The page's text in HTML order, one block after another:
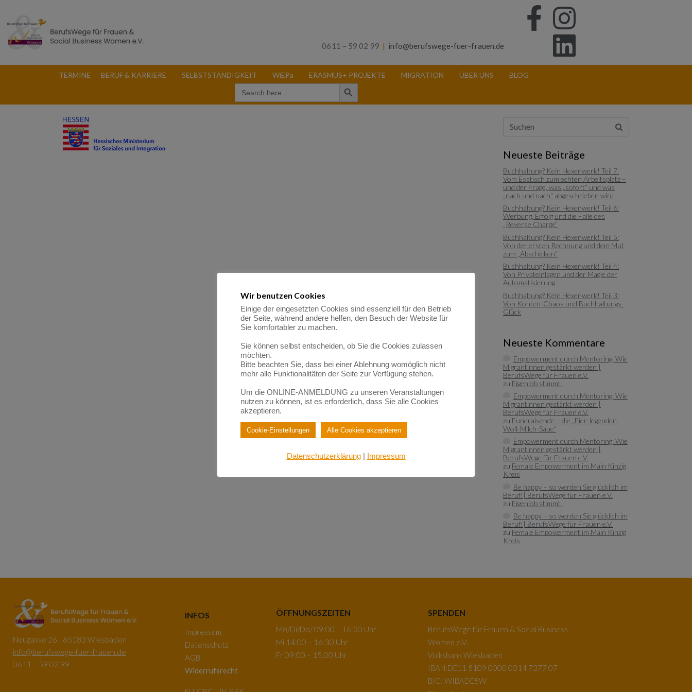
0611 – 59 02 99 | info@berufswege-fuer-frauen.de
TERMINE BERUF & KARRIERE SELBSTSTÄNDIGKEIT WiEPa ERASMUS+ PROJEKTE MIGRATION ÜBER UNS BLOG
Search
for:
Search Button
Neueste Beiträge
Buchhaltung? Kein Hexenwerk! Teil 7:
Vom Esstisch zum echten Arbeitsplatz –
und der Frage, was „sofort“ und was
„nach und nach“ abgeschrieben wird
Buchhaltung? Kein Hexenwerk! Teil 6:
Werbung, Erfolg und die Falle des
„Reverse Charge“
Buchhaltung? Kein Hexenwerk! Teil 5:
Von der ersten Rechnung und dem Mut
zum „Abschicken“
Buchhaltung? Kein Hexenwerk! Teil 4:
Von Privateinlagen und der Magie der
Automatisierung
Buchhaltung? Kein Hexenwerk! Teil 3:
Von Konten-Chaos und Buchhaltungs-
Glück
Neueste Kommentare
Empowerment durch Mentoring: Wie
Migrantinnen gestärkt werden |
BerufsWege für Frauen e.V.
zu Eigenlob stimmt!
Empowerment durch Mentoring: Wie
Migrantinnen gestärkt werden |
BerufsWege für Frauen e.V.
zu Fundraisende – die „Eier-legenden
Woll-Milch-Säue“
Empowerment durch Mentoring: Wie
Migrantinnen gestärkt werden |
BerufsWege für Frauen e.V.
zu Female Empowerment im Main Kinzig
Kreis
Be happy – so werden Sie glücklich im
Beruf!| BerufsWege für Frauen e.V.
zu Eigenlob stimmt!
Be happy – so werden Sie glücklich im
Beruf!| BerufsWege für Frauen e.V.
zu Female Empowerment im Main Kinzig
Kreis
Neugasse 26 | 65183 Wiesbaden
info@berufswege-fuer-frauen.de
0611 – 59 02 99
INFOS
Impressum
Datenschutz
AGB
Widerrufsrecht
ÖFFNUNGSZEITEN
Mo/Di/Do/ 09:00 – 16:30 Uhr
Mi 14:00 – 16:30 Uhr
Fr 09:00 – 15:00 Uhr
SPENDEN
BerufsWege für Frauen & Social Business
Women e.V.
Volksbank Wiesbaden
IBAN:DE11 5109 0000 0014 7377 07
BIC: WIBADE5W
Wir benutzen Cookies
Einige der eingesetzten Cookies sind essenziell für den Betrieb
der Seite, während andere helfen, den Besuch der Website für
Sie komfortabler zu machen.
Sie können selbst entscheiden, ob Sie die Cookies zulassen
möchten.
Bitte beachten Sie, dass bei einer Ablehnung womöglich nicht
mehr alle Funktionalitäten der Seite zur Verfügung stehen.
Um die ONLINE-ANMELDUNG zu unseren Veranstaltungen
nutzen zu können, ist es erforderlich, dass Sie alle Cookies
akzeptieren.
Cookie-Einstellungen Alle Cookies akzeptieren
Datenschutzerklärung| Impressum